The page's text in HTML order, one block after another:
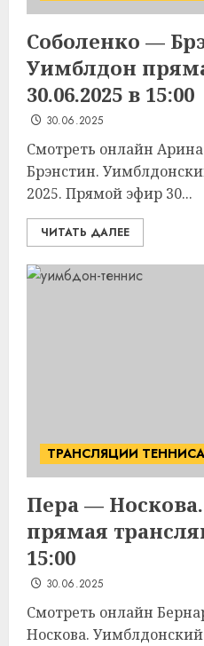
Соболенко —
Уимблдон
30.06.2025 в 15:00
30.06.2025
Смотреть онлайн
Брэнстин.
2025. Прямой эфир 30...
ЧИТАТЬ ДАЛЕЕ
ТРАНСЛЯЦИИ ТЕННИСА
Пера —
прямая
15:00
30.06.2025
Смотреть онлайн
Носкова.